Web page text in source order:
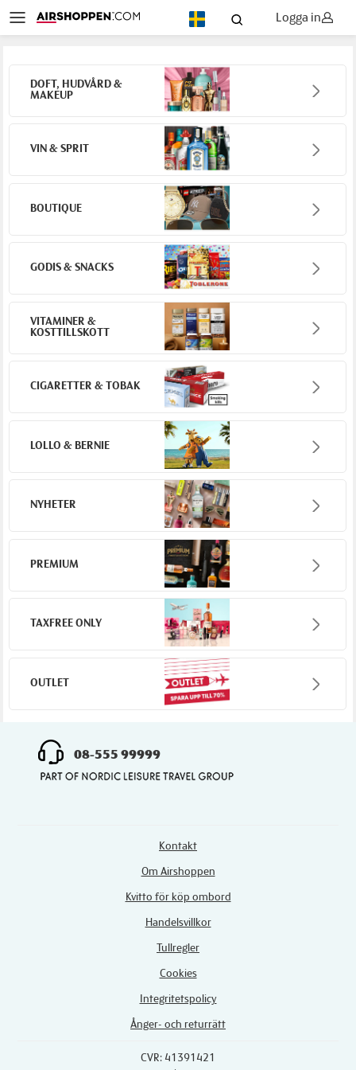
Logga in
DOFT, HUDVÅRD &
MAKEUP
VIN & SPRIT
BOUTIQUE
GODIS & SNACKS
VITAMINER &
KOSTTILLSKOTT
CIGARETTER & TOBAK
LOLLO & BERNIE
NYHETER
PREMIUM
TAXFREE ONLY
OUTLET
08-555 99999
Kontakt
Om Airshoppen
Kvitto för köp ombord
Handelsvillkor
Tullregler
Cookies
Integritetspolicy
Ånger- och returrätt
CVR: 41391421